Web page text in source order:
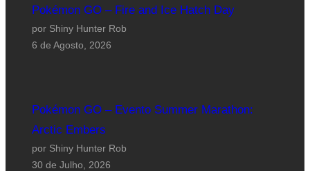
Pokémon GO – Fire and Ice Hatch Day
por Shiny Hunter Rob
6 de Agosto, 2026
Pokémon GO – Evento Summer Marathon:
Arctic Embers
por Shiny Hunter Rob
30 de Julho, 2026